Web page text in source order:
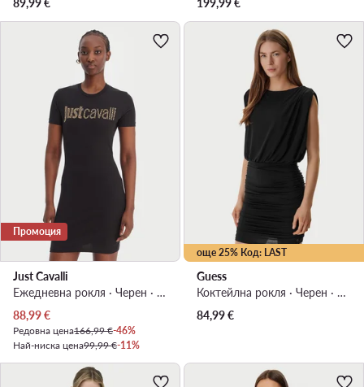
89,99€ 199,99€
Промоция
Just Cavalli
Ежедневна рокля · Черен · Мини
Актуална цена
88,99€
Редовна цена166,99 €-46%
Най-ниска цена99,99 €-11%
още 25% Код: LAST
Guess
Коктейлна рокля · Черен · Мини
84,99€